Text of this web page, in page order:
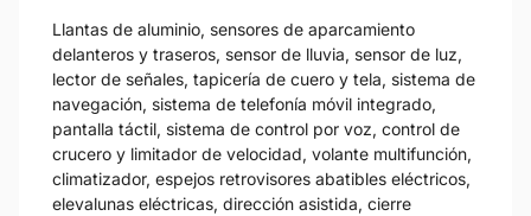
Llantas de aluminio, sensores de aparcamiento
delanteros y traseros, sensor de lluvia, sensor de luz,
lector de señales, tapicería de cuero y tela, sistema de
navegación, sistema de telefonía móvil integrado,
pantalla táctil, sistema de control por voz, control de
crucero y limitador de velocidad, volante multifunción,
climatizador, espejos retrovisores abatibles eléctricos,
elevalunas eléctricas, dirección asistida, cierre